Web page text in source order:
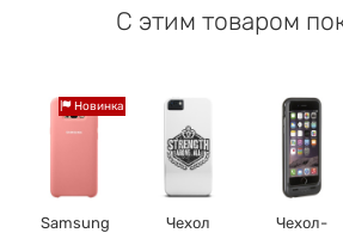
С этим товаром
Новинка
Samsung
Чехол
Чехол-